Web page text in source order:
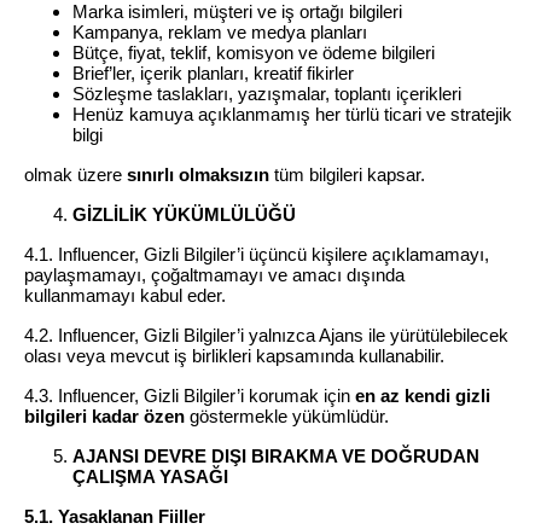
Marka isimleri, müşteri ve iş ortağı bilgileri
Kampanya, reklam ve medya planları
Bütçe, fiyat, teklif, komisyon ve ödeme bilgileri
Brief’ler, içerik planları, kreatif fikirler
Sözleşme taslakları, yazışmalar, toplantı içerikleri
Henüz kamuya açıklanmamış her türlü ticari ve stratejik
bilgi
olmak üzere sınırlı olmaksızın tüm bilgileri kapsar.
GİZLİLİK YÜKÜMLÜLÜĞÜ
4.1. Influencer, Gizli Bilgiler’i üçüncü kişilere açıklamamayı,
paylaşmamayı, çoğaltmamayı ve amacı dışında
kullanmamayı kabul eder.
4.2. Influencer, Gizli Bilgiler’i yalnızca Ajans ile yürütülebilecek
olası veya mevcut iş birlikleri kapsamında kullanabilir.
4.3. Influencer, Gizli Bilgiler’i korumak için en az kendi gizli
bilgileri kadar özen göstermekle yükümlüdür.
AJANSI DEVRE DIŞI BIRAKMA VE DOĞRUDAN
ÇALIŞMA YASAĞI
5.1. Yasaklanan Fiiller